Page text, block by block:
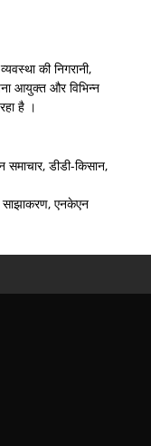
की निगरानी,
आयुक्त और विभिन्न
है ।
समाचार, डीडी-किसान,
साझाकरण, एनकेएन